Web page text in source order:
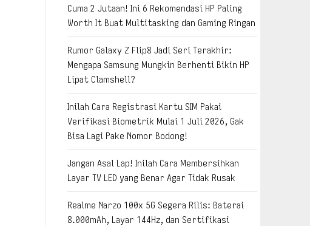
Cuma 2 Jutaan! Ini 6 Rekomendasi HP Paling
Worth It Buat Multitasking dan Gaming Ringan
Rumor Galaxy Z Flip8 Jadi Seri Terakhir:
Mengapa Samsung Mungkin Berhenti Bikin HP
Lipat Clamshell?
Inilah Cara Registrasi Kartu SIM Pakai
Verifikasi Biometrik Mulai 1 Juli 2026, Gak
Bisa Lagi Pake Nomor Bodong!
Jangan Asal Lap! Inilah Cara Membersihkan
Layar TV LED yang Benar Agar Tidak Rusak
Realme Narzo 100x 5G Segera Rilis: Baterai
8.000mAh, Layar 144Hz, dan Sertifikasi